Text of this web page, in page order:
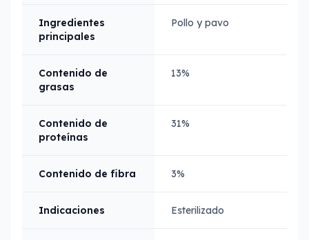
Ingredientes
principales
Pollo y pavo
Contenido de
grasas
13%
Contenido de
proteínas
31%
Contenido de fibra 3%
Indicaciones Esterilizado